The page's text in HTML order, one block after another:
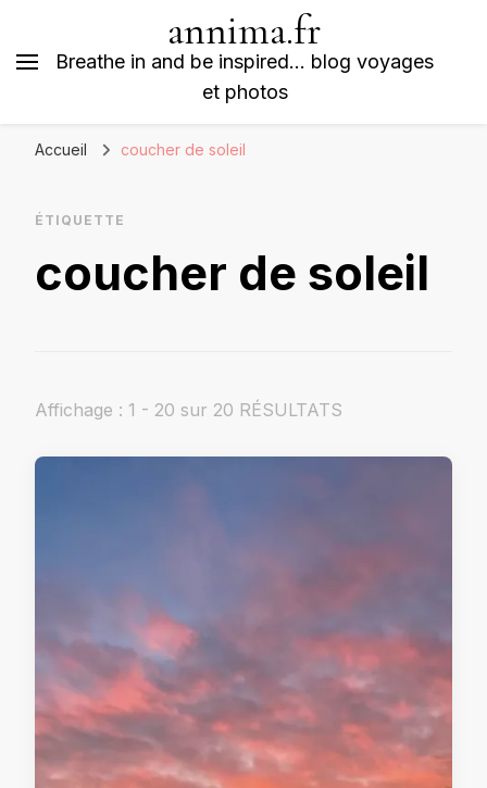
annima.fr
Breathe in and be inspired… blog voyages
et photos
Accueil coucher de soleil
ÉTIQUETTE
coucher de soleil
Affichage : 1 - 20 sur 20 RÉSULTATS